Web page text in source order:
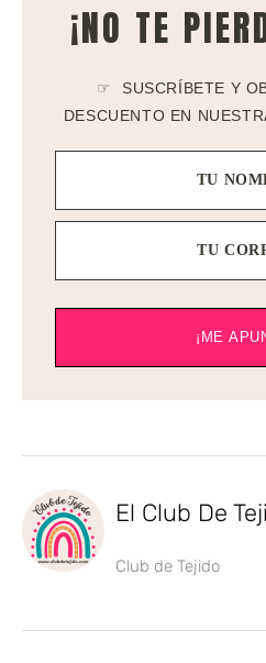
¡NO TE
☞ SUSCRÍBETE Y
DESCUENTO EN
TU
TU
¡ME
El Club De
Club de Tejido